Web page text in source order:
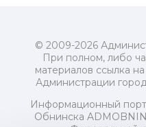
© 2009-2026
При полном, либо
материалов ссылка
Администрации
Информационный
Обнинска